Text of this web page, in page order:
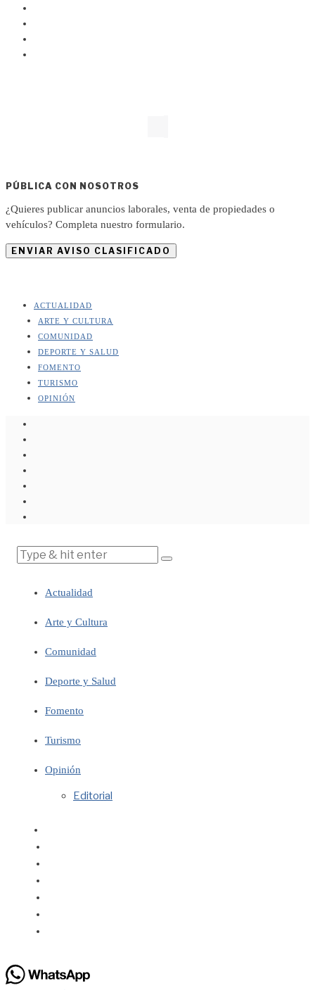
PÚBLICA CON NOSOTROS
¿Quieres publicar anuncios laborales, venta de propiedades o
vehículos? Completa nuestro formulario.
ENVIAR AVISO CLASIFICADO
ACTUALIDAD
ARTE Y CULTURA
COMUNIDAD
DEPORTE Y SALUD
FOMENTO
TURISMO
OPINIÓN
Actualidad
Arte y Cultura
Comunidad
Deporte y Salud
Fomento
Turismo
Opinión
Editorial